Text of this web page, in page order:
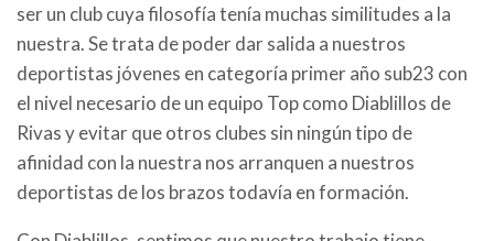
ser un club cuya filosofía tenía muchas similitudes a la
nuestra. Se trata de poder dar salida a nuestros
deportistas jóvenes en categoría primer año sub23 con
el nivel necesario de un equipo Top como Diablillos de
Rivas y evitar que otros clubes sin ningún tipo de
afinidad con la nuestra nos arranquen a nuestros
deportistas de los brazos todavía en formación.